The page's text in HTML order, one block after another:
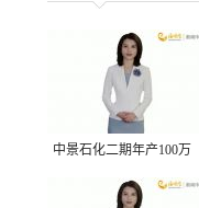
中景石化二期年产100万
吨丙烷脱氢项目建成中交